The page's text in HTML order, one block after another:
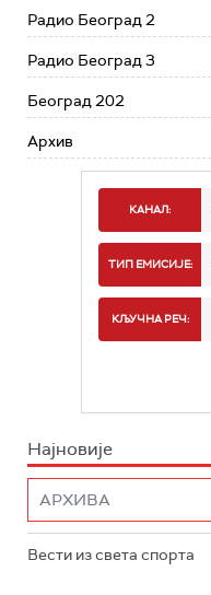
Радио Београд 2
Радио Београд 3
Београд 202
Архив
КАНАЛ:
ТИП ЕМИСИЈЕ:
КЉУЧНА РЕЧ:
Најновије
Вести из света спорта